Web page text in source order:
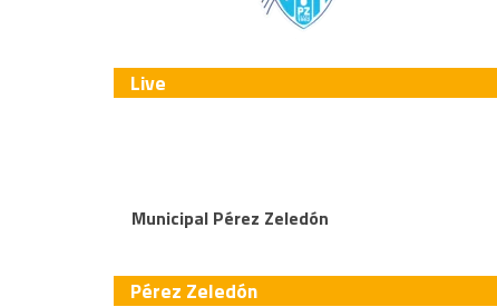
Live
Municipal Pérez Zeledón
Pérez Zeledón